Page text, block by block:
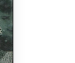
+370 667 80 541